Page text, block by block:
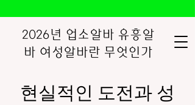
2026년 업소알바 유흥알
바 여성알바란 무엇인가
현실적인 도전과 성